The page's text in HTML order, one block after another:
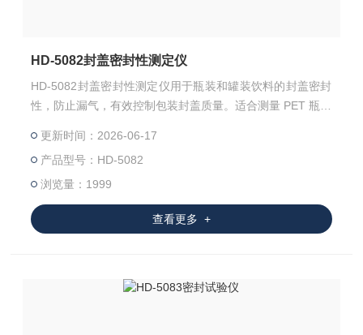
HD-5082封盖密封性测定仪
HD-5082封盖密封性测定仪用于瓶装和罐装饮料的封盖密封
性，防止漏气，有效控制包装封盖质量。适合测量 PET 瓶产
和 PET 瓶盖的密封性。
更新时间：2026-06-17
产品型号：HD-5082
浏览量：1999
查看更多 +